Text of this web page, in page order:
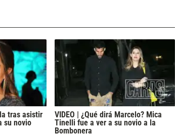
tras asistir
su novio
VIDEO | ¿Qué dirá Marcelo? Mica
Tinelli fue a ver a su novio a la
Bombonera